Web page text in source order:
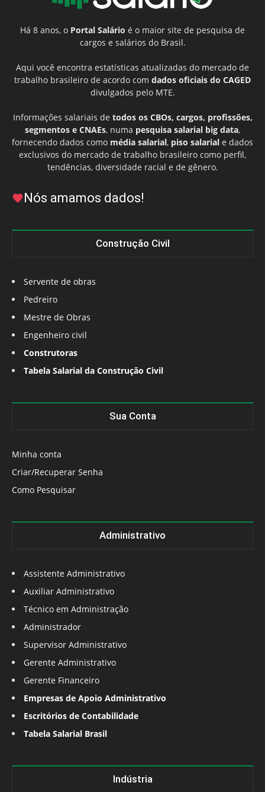
Há 8 anos, o Portal Salário é o maior site de pesquisa de
cargos e salários do Brasil.
Aqui você encontra estatísticas atualizadas do mercado de
trabalho brasileiro de acordo com dados oficiais do CAGED
divulgados pelo MTE.
Informações salariais de todos os CBOs, cargos, profissões,
segmentos e CNAEs, numa pesquisa salarial big data,
fornecendo dados como média salarial, piso salarial e dados
exclusivos do mercado de trabalho brasileiro como perfil,
tendências, diversidade racial e de gênero.
Nós amamos dados!
Construção Civil
Servente de obras
Pedreiro
Mestre de Obras
Engenheiro civil
Construtoras
Tabela Salarial da Construção Civil
Sua Conta
Minha conta
Criar/Recuperar Senha
Como Pesquisar
Administrativo
Assistente Administrativo
Auxiliar Administrativo
Técnico em Administração
Administrador
Supervisor Administrativo
Gerente Administrativo
Gerente Financeiro
Empresas de Apoio Administrativo
Escritórios de Contabilidade
Tabela Salarial Brasil
Indústria